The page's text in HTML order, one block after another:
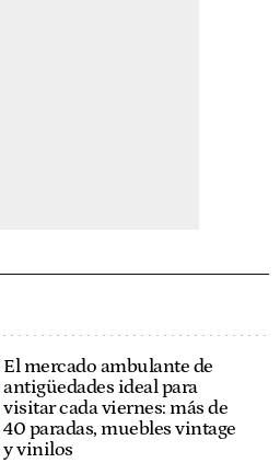
El mercado ambulante de
antigüedades ideal para
visitar cada viernes: más de
40 paradas, muebles vintage
y vinilos